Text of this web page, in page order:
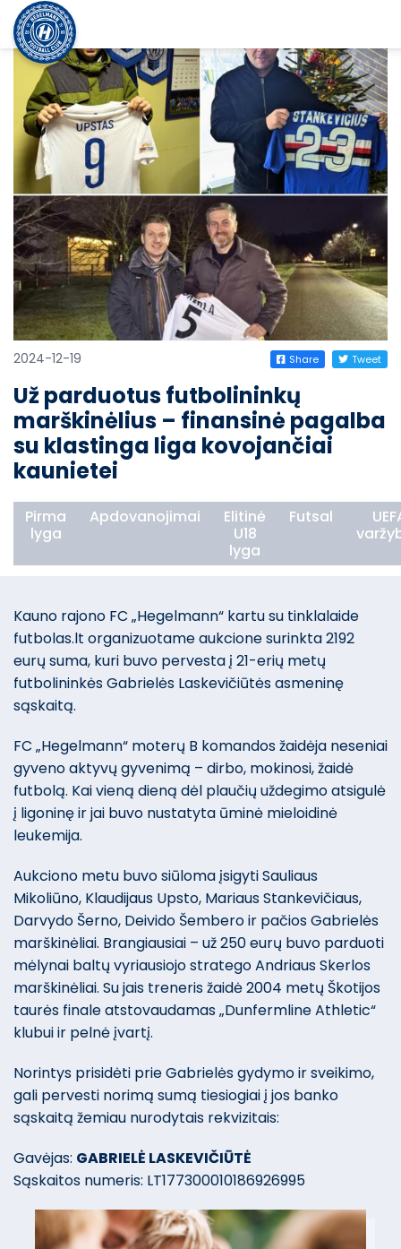
2024-12-19 Share Tweet
Už parduotus futbolininkų
marškinėlius – finansinė pagalba
su klastinga liga kovojančiai
kaunietei
Pirma
lyga
Apdovanojimai
Elitinė
U18
lyga
Futsal
Kauno rajono FC „Hegelmann“ kartu su tinklalaide
futbolas.lt organizuotame aukcione surinkta 2192
eurų suma, kuri buvo pervesta į 21-erių metų
futbolininkės Gabrielės Laskevičiūtės asmeninę
sąskaitą.
FC „Hegelmann“ moterų B komandos žaidėja neseniai
gyveno aktyvų gyvenimą – dirbo, mokinosi, žaidė
futbolą. Kai vieną dieną dėl plaučių uždegimo atsigulė
į ligoninę ir jai buvo nustatyta ūminė mieloidinė
leukemija.
Aukciono metu buvo siūloma įsigyti Sauliaus
Mikoliūno, Klaudijaus Upsto, Mariaus Stankevičiaus,
Darvydo Šerno, Deivido Šembero ir pačios Gabrielės
marškinėliai. Brangiausiai – už 250 eurų buvo parduoti
mėlynai baltų vyriausiojo stratego Andriaus Skerlos
marškinėliai. Su jais treneris žaidė 2004 metų Škotijos
taurės finale atstovaudamas „Dunfermline Athletic“
klubui ir pelnė įvartį.
Norintys prisidėti prie Gabrielės gydymo ir sveikimo,
gali pervesti norimą sumą tiesiogiai į jos banko
sąskaitą žemiau nurodytais rekvizitais:
Gavėjas: GABRIELĖ LASKEVIČIŪTĖ
Sąskaitos numeris: LT177300010186926995